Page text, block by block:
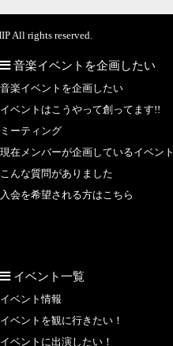
All rights reserved.
音楽イベントを企画したい
音楽イベントを企画したい
イベントはこうやって創ってます!!
ミーティング
現在メンバーが企画しているイベント
こんな質問がありました
入会を希望される方はこちら
イベント一覧
イベント情報
イベントを観に行きたい！
イベントに出演したい！